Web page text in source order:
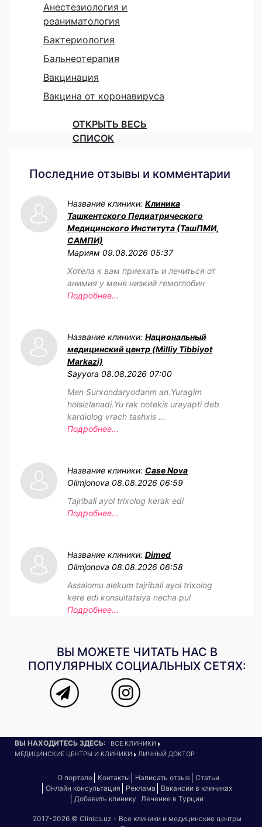
Анестезиология и
реаниматология
Бактериология
Бальнеотерапия
Вакцинация
Вакцина от коронавируса
ОТКРЫТЬ ВЕСЬ
СПИСОК
Последние отзывы и комментарии
Название клиники: Клиника
Ташкентского Педиатрического
Медицинского Института (ТашПМИ,
САМПИ)
Мариям 09.08.2026 05:37
Хотела к вам приехать и лечиться от
анимия у меня низкий гемоглобин
Подробнее...
Название клиники: Национальный
медицинский центр (Milliy Tibbiyot
Markazi)
Sayyora 08.08.2026 07:00
Men Surxondaryodanm an.Yuragim
holsizlanadi.Yu rak notekis urayapti deb
kardiolog vrach tashxis ...
Подробнее...
Название клиники: Case Nova
Olimjonova 08.08.2026 06:59
Tajribali ayol trixolog kerak edi
Подробнее...
Название клиники: Dimed
Olimjonova 08.08.2026 06:58
Assalomu alekum tajribali ayol trixolog
kere edi konsultatsiya necha pul
Подробнее...
ВЫ МОЖЕТЕ ЧИТАТЬ НАС В
ПОПУЛЯРНЫХ СОЦИАЛЬНЫХ СЕТЯХ:
ВЫ НАХОДИТЕСЬ ЗДЕСЬ:
ВСЕ КЛИНИКИ
МЕДИЦИНСКИЕ ЦЕНТРЫ И КЛИНИКИ
ЛИЧНЫЙ ДОКТОР
О портале Контакты Написать отзыв
Статьи
Онлайн консультация
Реклама
Вакансии в клиниках
Добавить клинику Лечение в Турции
2017-2026 © Clinics.uz - Все клиники и медицинские центры